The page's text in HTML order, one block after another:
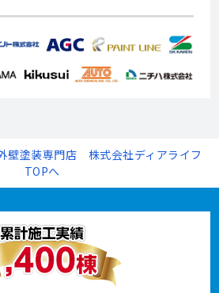
壁塗装専門店 株式会社ディアライフ
TOPへ